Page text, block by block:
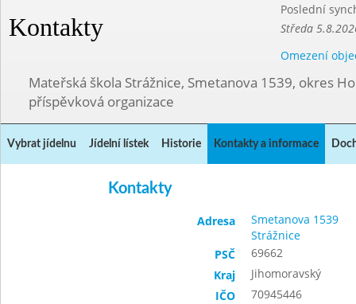
Kontakty
Poslední
Středa
Omezení
Mateřská škola Strážnice, Smetanova 1539, okres
příspěvková organizace
Vybrat jídelnu Jídelní lístek Historie Kontakty a informace
Kontakty
Adresa
Smetanova 1539
Strážnice
PSČ
69662
Kraj
Jihomoravský
IČO
70945446